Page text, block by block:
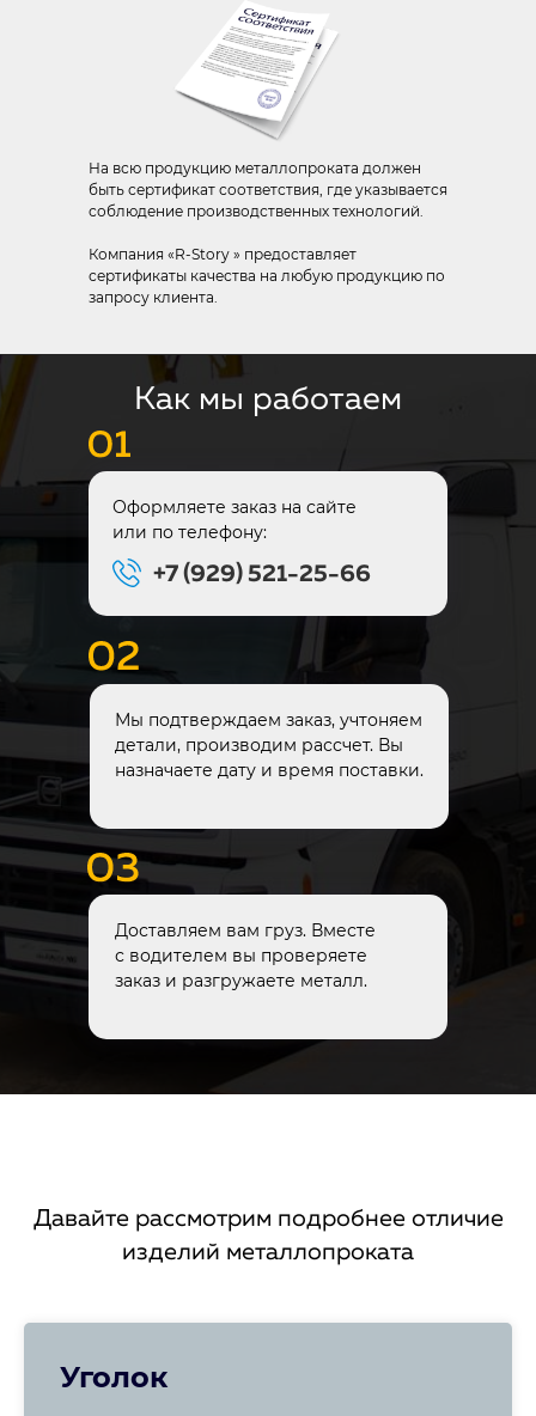
На всю продукцию металлопроката должен
быть сертификат соответствия, где указывается
соблюдение производственных технологий.
Компания «R-Story » предоставляет
сертификаты качества на любую продукцию по
запросу клиента.
Как мы работаем
Оформляете заказ на сайте
или по телефону:
+7 (929) 521-25-66
Мы подтверждаем заказ, учтоняем
детали, производим рассчет. Вы
назначаете дату и время поставки.
Доставляем вам груз. Вместе
с водителем вы проверяете
заказ и разгружаете металл.
Давайте рассмотрим подробнее отличие
изделий металлопроката
Уголок